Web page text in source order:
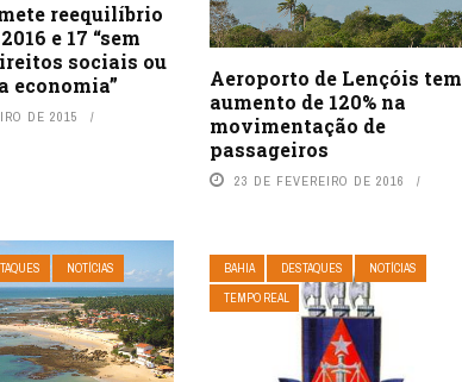
reequilíbrio
e 17 “sem
sociais ou
economia”
DE 2015
Aeroporto de Lençóis tem
aumento de 120% na
movimentação de
passageiros
23 DE FEVEREIRO DE 2016
NOTÍCIAS
BAHIA DESTAQUES
NOTÍCIAS
TEMPO REAL